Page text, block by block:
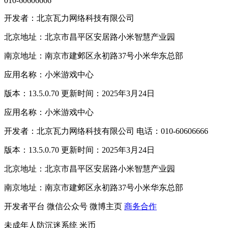
开发者：北京瓦力网络科技有限公司
北京地址：北京市昌平区安居路小米智慧产业园
南京地址：南京市建邺区永初路37号小米华东总部
应用名称：小米游戏中心
版本：13.5.0.70 更新时间：2025年3月24日
应用名称：小米游戏中心
开发者：北京瓦力网络科技有限公司 电话：010-60606666
版本：13.5.0.70 更新时间：2025年3月24日
北京地址：北京市昌平区安居路小米智慧产业园
南京地址：南京市建邺区永初路37号小米华东总部
开发者平台 微信公众号 微博主页 商务合作
未成年人防沉迷系统 米币